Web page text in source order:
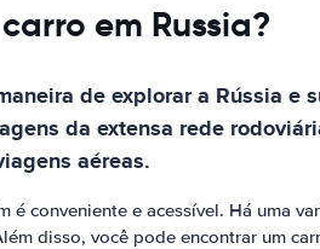
em Russia?
de explorar a Rússia
da extensa rede
aéreas.
é conveniente e acessível. Há uma
disso, você pode encontrar um